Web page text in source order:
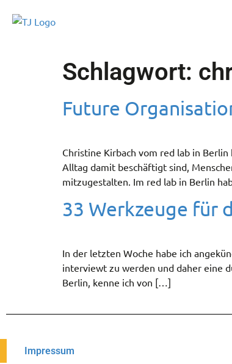
Schlagwort:
Future
Christine Kirbach vom red lab in
Alltag damit beschäftigt sind,
mitzugestalten. Im red lab in Berlin
33 Werkzeuge für
In der letzten Woche habe ich
interviewt zu werden und daher eine
Berlin, kenne ich von […]
Impressum